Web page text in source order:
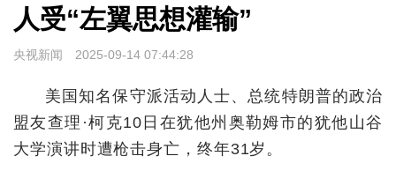
观点
时政
武汉
世相
人受“左翼思想灌输”
央视新闻 2025-09-14 07:44:28
美国知名保守派活动人士、总统特朗普的政治
盟友查理·柯克10日在犹他州奥勒姆市的犹他山谷
大学演讲时遭枪击身亡，终年31岁。